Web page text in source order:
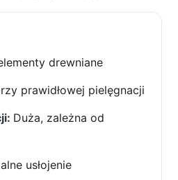
drewniane
prawidłowej pielęgnacji
Duża, zależna od
usłojenie